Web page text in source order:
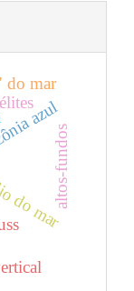
mar
azul
do mar
altos-fundos